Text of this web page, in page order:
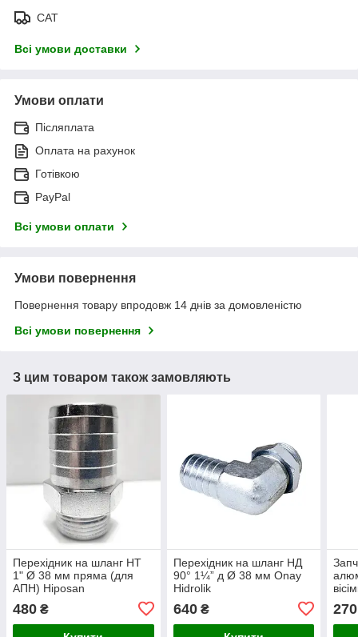
САТ
Всі умови доставки
Умови оплати
Післяплата
Оплата на рахунок
Готівкою
PayPal
Всі умови оплати
Умови повернення
Повернення товару впродовж 14 днів за домовленістю
Всі умови повернення
З цим товаром також замовляють
Перехідник на шланг НТ
1" Ø 38 мм пряма (для
АПН) Hiposan
480 ₴
Перехідник на шланг НД
90° 1¼” д Ø 38 мм Onay
Hidrolik
640₴ 270